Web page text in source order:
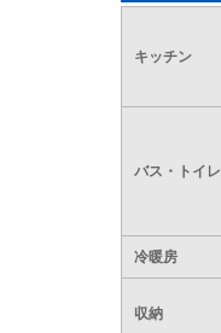
キッチン
バス・トイレ
冷暖房
収納